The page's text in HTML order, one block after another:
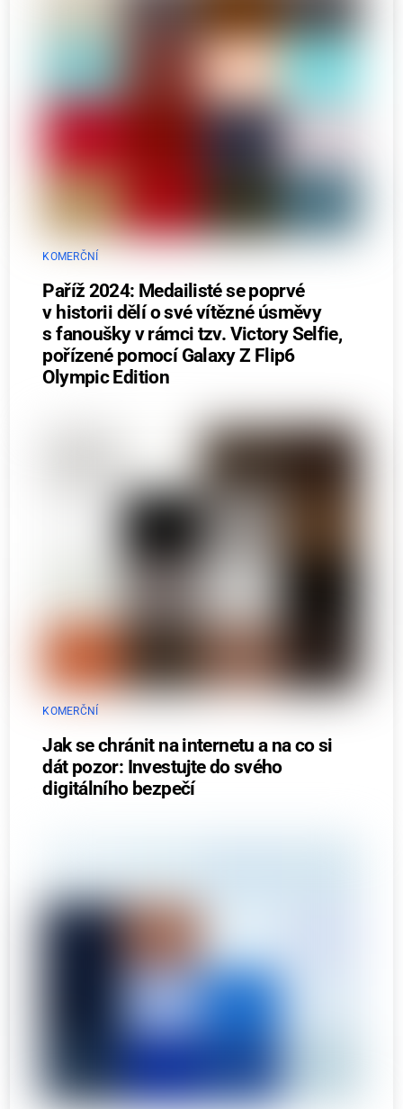
KOMERČNÍ
Paříž 2024: Medailisté se poprvé
v historii dělí o své vítězné úsměvy
s fanoušky v rámci tzv. Victory Selfie,
pořízené pomocí Galaxy Z Flip6
Olympic Edition
KOMERČNÍ
Jak se chránit na internetu a na co si
dát pozor: Investujte do svého
digitálního bezpečí